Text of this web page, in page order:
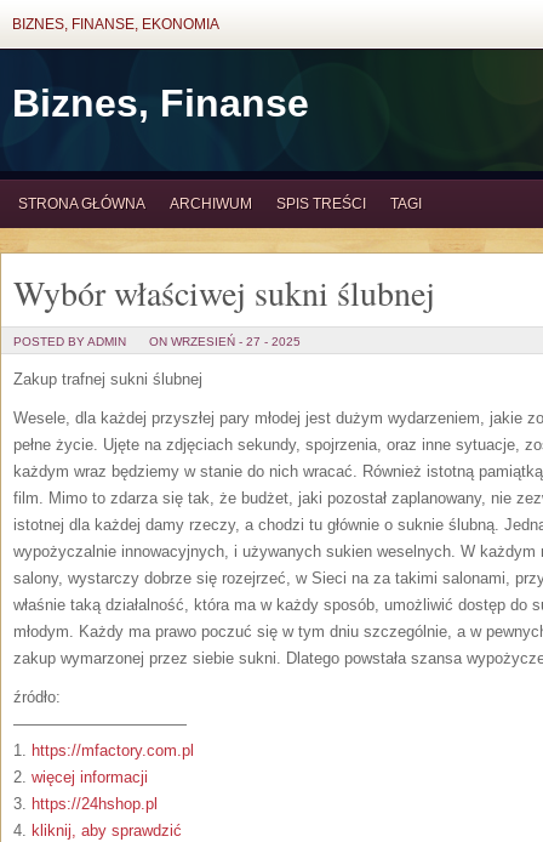
BIZNES, FINANSE, EKONOMIA
Biznes, Finanse
STRONA GŁÓWNA ARCHIWUM SPIS TREŚCI TAGI
Wybór właściwej sukni ślubnej
POSTED BY ADMIN ON WRZESIEŃ - 27 - 2025
Zakup trafnej sukni ślubnej
Wesele, dla każdej przyszłej pary młodej jest dużym wydarzeniem, jakie
pełne życie. Ujęte na zdjęciach sekundy, spojrzenia, oraz inne sytuacje,
każdym wraz będziemy w stanie do nich wracać. Również istotną
film. Mimo to zdarza się tak, że budżet, jaki pozostał zaplanowany, nie
istotnej dla każdej damy rzeczy, a chodzi tu głównie o suknie ślubną.
wypożyczalnie innowacyjnych, i używanych sukien weselnych. W każdym
salony, wystarczy dobrze się rozejrzeć, w Sieci na za takimi salonami,
właśnie taką działalność, która ma w każdy sposób, umożliwić dostęp do
młodym. Każdy ma prawo poczuć się w tym dniu szczególnie, a w
zakup wymarzonej przez siebie sukni. Dlatego powstała szansa
źródło:
———————————
1. https://mfactory.com.pl
2. więcej informacji
3. https://24hshop.pl
4. kliknij, aby sprawdzić